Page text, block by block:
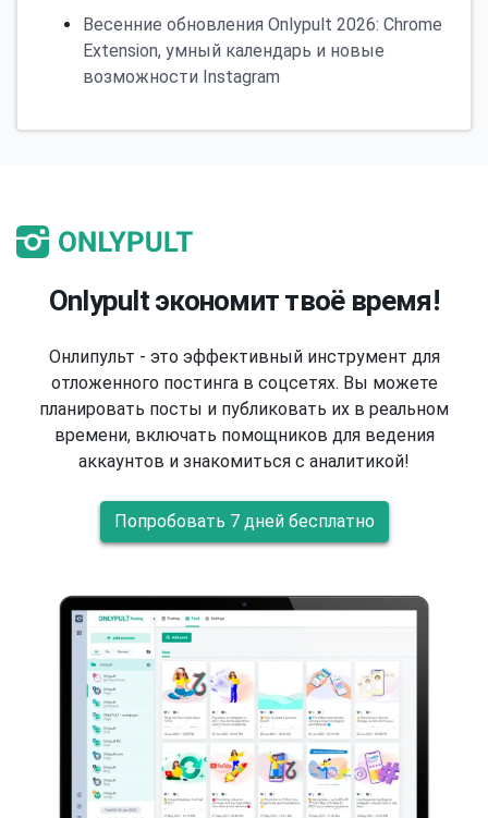
Весенние обновления Onlypult 2026: Chrome
Extension, умный календарь и новые
возможности Instagram
Onlypult экономит твоё время!
Онлипульт - это эффективный инструмент для
отложенного постинга в соцсетях. Вы можете
планировать посты и публиковать их в реальном
времени, включать помощников для ведения
аккаунтов и знакомиться с аналитикой!
Попробовать 7 дней бесплатно